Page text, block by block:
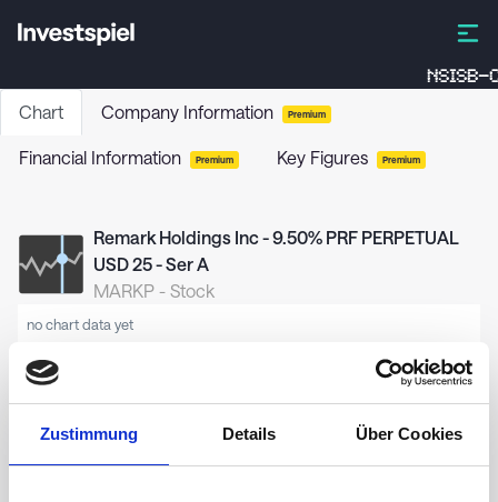
Zustimmung Details Über Cookies
NSISB-C
Chart Company Information Premium
Financial Information Premium Key Figures Premium
Remark Holdings Inc - 9.50% PRF PERPETUAL
USD 25 - Ser A
MARKP - Stock
no chart data yet